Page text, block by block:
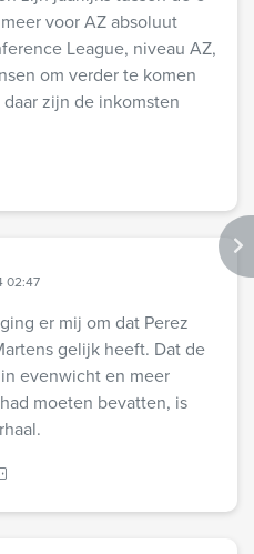
voor AZ absoluut
League, niveau AZ,
om verder te komen
zijn de inkomsten
02:47
er mij om dat Perez
gelijk heeft. Dat de
evenwicht en meer
moeten bevatten, is